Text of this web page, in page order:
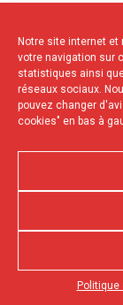
Notre site internet
votre navigation sur
statistiques ainsi
réseaux sociaux.
pouvez changer
cookies" en bas à
Politique
Appuyez sur le